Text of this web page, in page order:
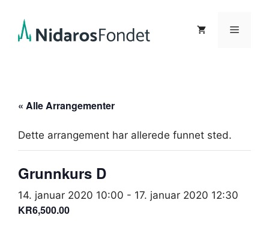
innhold
Meny
« Alle Arrangementer
Dette arrangement har allerede funnet sted.
Grunnkurs D
14. januar 2020 10:00 - 17. januar 2020 12:30
KR6,500.00